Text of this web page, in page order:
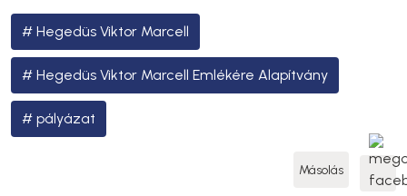
Hegedüs Viktor Marcell
Hegedüs Viktor Marcell Emlékére Alapítvány
pályázat
Másolás